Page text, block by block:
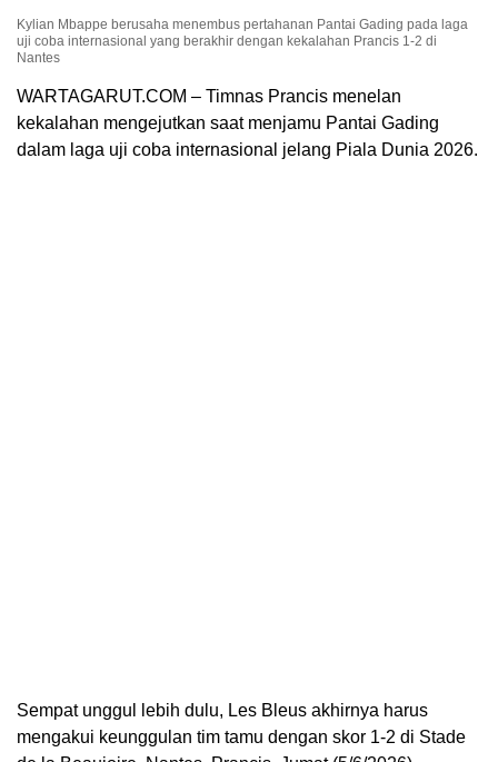
Kylian Mbappe berusaha menembus pertahanan Pantai Gading pada laga
uji coba internasional yang berakhir dengan kekalahan Prancis 1-2 di
Nantes
WARTAGARUT.COM – Timnas Prancis menelan
kekalahan mengejutkan saat menjamu Pantai Gading
dalam laga uji coba internasional jelang Piala Dunia 2026.
Sempat unggul lebih dulu, Les Bleus akhirnya harus
mengakui keunggulan tim tamu dengan skor 1-2 di Stade